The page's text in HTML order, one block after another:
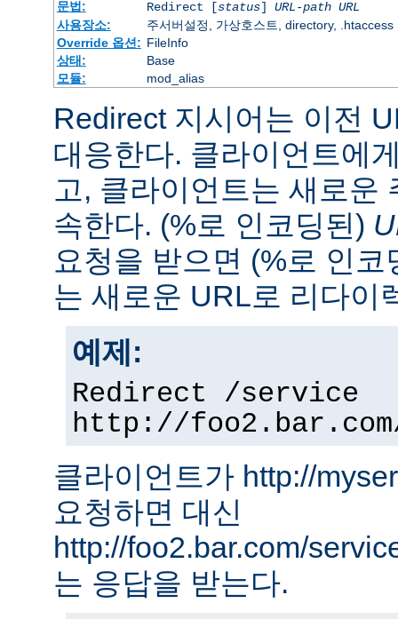
문법:
Redirect [status] URL-path URL
사용장소:
주서버설정, 가상호스트, directory, .htaccess
Override 옵션: FileInfo
상태:
Base
모듈:
mod_alias
Redirect 지시어는 이전
대응한다. 클라이언트에
고, 클라이언트는 새로운
속한다. (%로 인코딩된)
요청을 받으면 (%로 인
는 새로운 URL로 리다이
예제:
Redirect /service
http://
클라이언트가 http://
요청하면 대신
http://foo2.bar.com/
는 응답을 받는다.